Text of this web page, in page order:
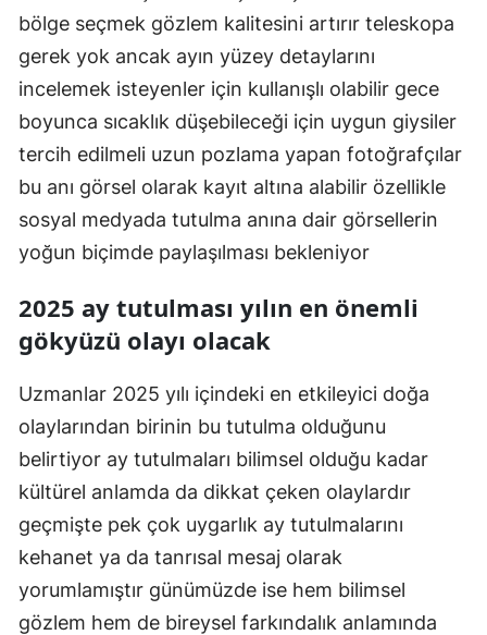
bölge seçmek gözlem kalitesini artırır teleskopa
gerek yok ancak ayın yüzey detaylarını
incelemek isteyenler için kullanışlı olabilir gece
boyunca sıcaklık düşebileceği için uygun giysiler
tercih edilmeli uzun pozlama yapan fotoğrafçılar
bu anı görsel olarak kayıt altına alabilir özellikle
sosyal medyada tutulma anına dair görsellerin
yoğun biçimde paylaşılması bekleniyor
2025 ay tutulması yılın en önemli
gökyüzü olayı olacak
Uzmanlar 2025 yılı içindeki en etkileyici doğa
olaylarından birinin bu tutulma olduğunu
belirtiyor ay tutulmaları bilimsel olduğu kadar
kültürel anlamda da dikkat çeken olaylardır
geçmişte pek çok uygarlık ay tutulmalarını
kehanet ya da tanrısal mesaj olarak
yorumlamıştır günümüzde ise hem bilimsel
gözlem hem de bireysel farkındalık anlamında